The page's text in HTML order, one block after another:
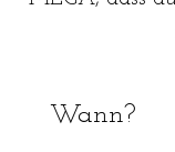
Wann?